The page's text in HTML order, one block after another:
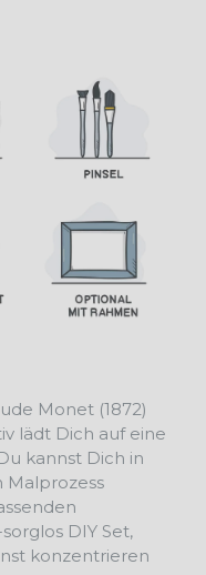
Monet (1872)
lädt Dich auf eine
kannst Dich in
Malprozess
DIY Set,
konzentrieren